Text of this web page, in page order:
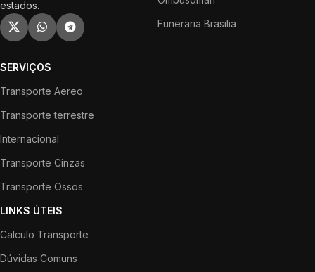
estados.
Funeraria Brasilia
SERVIÇOS
Transporte Aereo
Transporte terrestre
Internacional
Transporte Cinzas
Transporte Ossos
LINKS ÚTEIS
Calculo Transporte
Dúvidas Comuns